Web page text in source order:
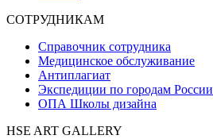
СОТРУДНИКАМ
Справочник сотрудника
Медицинское обслуживание
Антиплагиат
Экспедиции по городам России
ОПА Школы дизайна
HSE ART GALLERY